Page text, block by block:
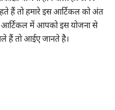
हैं तो हमारे इस आर्टिकल को अंत
में आपको इस योजना से
हैं तो आईए जानते है।